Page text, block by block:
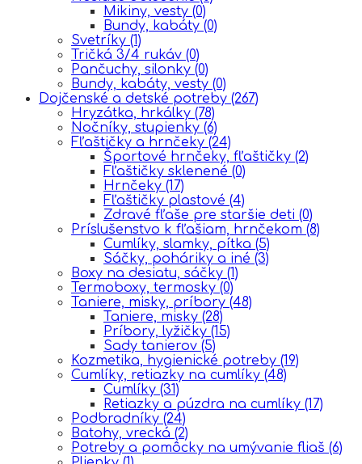
Mikiny, vesty (0)
Bundy, kabáty (0)
Svetríky (1)
Tričká 3/4 rukáv (0)
Pančuchy, silonky (0)
Bundy, kabáty, vesty (0)
Dojčenské a detské potreby (267)
Hryzátka, hrkálky (78)
Nočníky, stupienky (6)
Fľaštičky a hrnčeky (24)
Športové hrnčeky, fľaštičky (2)
Fľaštičky sklenené (0)
Hrnčeky (17)
Fľaštičky plastové (4)
Zdravé fľaše pre staršie deti (0)
Príslušenstvo k fľašiam, hrnčekom (8)
Cumlíky, slamky, pítka (5)
Sáčky, poháriky a iné (3)
Boxy na desiatu, sáčky (1)
Termoboxy, termosky (0)
Taniere, misky, príbory (48)
Taniere, misky (28)
Príbory, lyžičky (15)
Sady tanierov (5)
Kozmetika, hygienické potreby (19)
Cumlíky, retiazky na cumlíky (48)
Cumlíky (31)
Retiazky a púzdra na cumlíky (17)
Podbradníky (24)
Batohy, vrecká (2)
Potreby a pomôcky na umývanie fliaš (6)